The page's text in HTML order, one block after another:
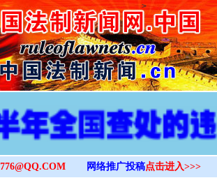
>
网络推广投稿点击进入>>>